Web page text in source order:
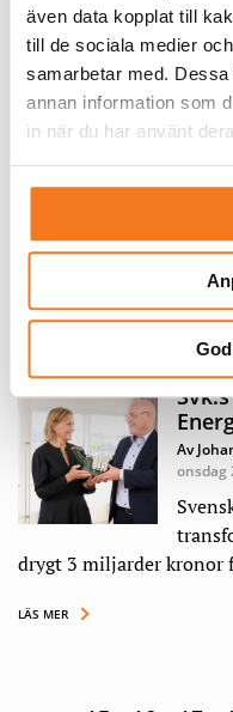
även data kopplat till
till de sociala medier
samarbetar med.
annan information som
in när du har använt
LÄS MER
Ny
Sätt
från
värderingen av
LÄS MER
Av
onsdag
drygt 3 miljarder kronor
LÄS MER